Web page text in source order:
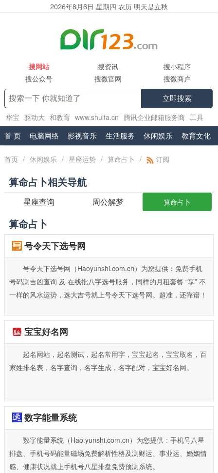
2026年8月6日 星期四 农历 明天是立秋
搜网站 搜资讯
搜小程序
搜公众号
搜微官网 搜微商户
立即搜索
华宝 驱动大 和教育 www.shuifa.cn 腾讯企业邮箱服务商 工具
精品小说网 .vr exmail.pro
首 页 电脑网络 影视音乐 生活服务 休闲娱乐 教育文化
首页 / 休闲娱乐 / 星座运势 / 算命占卜 / 订阅
算命占卜相关导航
星座查询 周公解梦 算命占卜
算命占卜
号令天下选号网
号令天下选号网（Haoyunshi.com.cn）为您提供：免费手机
号码测吉凶查询 及 在线批八字选号服务，同样的月租套餐 “享” 不
一样的风水运势，选大吉号就上号令天下选号网。超准，还靠谱！
宝宝好名网
起名网站，起名测试，起名常用字，宝宝起名，宝宝取名，百
家姓排名表，名字查询，名字生成，名字配对，宝宝好名网。
数字能量系统
数字能量系统（Hao.yunshi.com.cn）为您提供：手机号八星
排盘、手机号码能量磁场免费解析性格及测财运、事业运、婚姻情
感、健康状况就上手机号八星排盘免费预测系统。